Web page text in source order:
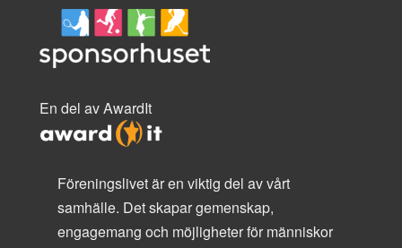
En del av AwardIt
Föreningslivet är en viktig del av vårt
samhälle. Det skapar gemenskap,
engagemang och möjligheter för människor